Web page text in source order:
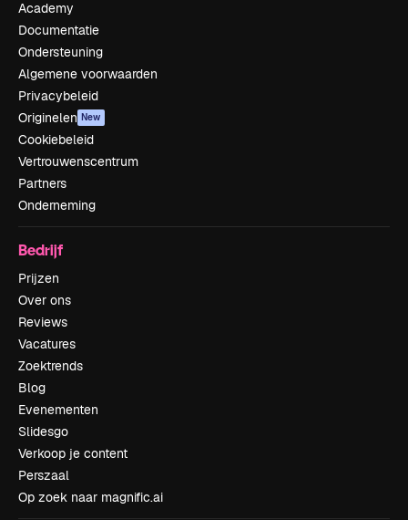
Academy
Documentatie
Ondersteuning
Algemene voorwaarden
Privacybeleid
Originelen New
Cookiebeleid
Vertrouwenscentrum
Partners
Onderneming
Bedrijf
Prijzen
Over ons
Reviews
Vacatures
Zoektrends
Blog
Evenementen
Slidesgo
Verkoop je content
Perszaal
Op zoek naar magnific.ai